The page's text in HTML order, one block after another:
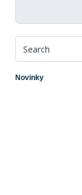
Novinky